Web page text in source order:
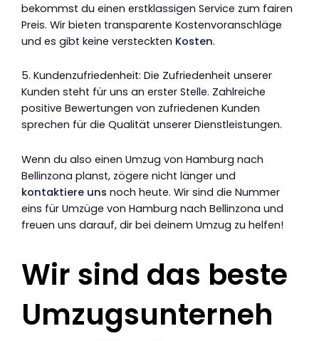
bekommst du einen erstklassigen Service zum fairen
Preis. Wir bieten transparente Kostenvoranschläge
und es gibt keine versteckten Kosten.
5. Kundenzufriedenheit: Die Zufriedenheit unserer
Kunden steht für uns an erster Stelle. Zahlreiche
positive Bewertungen von zufriedenen Kunden
sprechen für die Qualität unserer Dienstleistungen.
Wenn du also einen Umzug von Hamburg nach
Bellinzona planst, zögere nicht länger und
kontaktiere uns noch heute. Wir sind die Nummer
eins für Umzüge von Hamburg nach Bellinzona und
freuen uns darauf, dir bei deinem Umzug zu helfen!
Wir sind das beste
Umzugsunterneh